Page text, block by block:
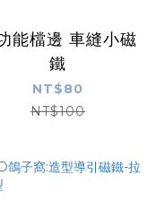
能檔邊 車縫小磁
鐵
NT$80
NT$100